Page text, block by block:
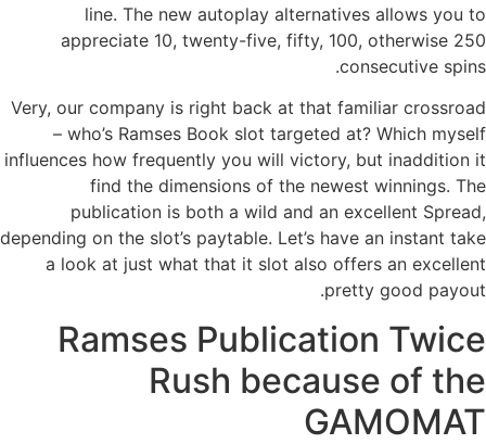
line. The new autoplay alternatives allows you to
appreciate 10, twenty-five, fifty, 100, otherwise 250
consecutive spins.
Very, our company is right back at that familiar crossroad
– who’s Ramses Book slot targeted at? Which myself
influences how frequently you will victory, but inaddition it
find the dimensions of the newest winnings. The
publication is both a wild and an excellent Spread,
depending on the slot’s paytable. Let’s have an instant take
a look at just what that it slot also offers an excellent
pretty good payout.
Ramses Publication Twice
Rush because of the
GAMOMAT